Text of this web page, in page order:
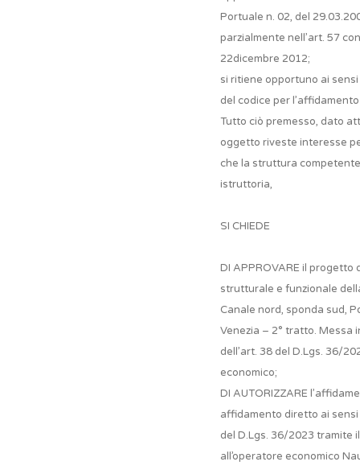
Portuale n. 02, del
parzialmente nell’art. 57
22dicembre 2012;
si ritiene opportuno ai sensi
del codice per
Tutto ciò premesso, dato
oggetto riveste interesse
che la struttura
istruttoria,
SI CHIEDE
DI APPROVARE il progetto
strutturale e funzionale
Canale nord, sponda sud,
Venezia – 2° tratto. Messa
dell’art. 38 del D.Lgs. 36/
economico;
DI AUTORIZZARE
affidamento diretto ai sensi
del D.Lgs. 36/2023 tramite
all’operatore economico